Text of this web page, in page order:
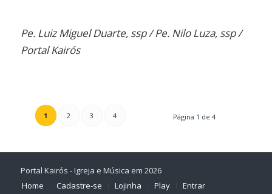
Pe. Luiz Miguel Duarte, ssp / Pe. Nilo Luza, ssp /
Portal Kairós
Página 1 de 4
1 2 3 4
Portal Kairós - Igreja e Música em 2026
Home
Cadastre-se Lojinha Play Entrar